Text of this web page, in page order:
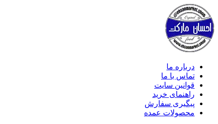
درباره ما
تماس با ما
قوانین سایت
راهنمای خرید
پیگیری سفارش
محصولات عمده